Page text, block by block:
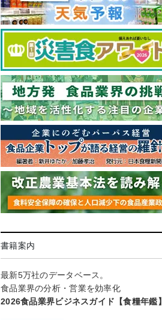
書籍案内
最新5万社のデータベース。
食品業界の分析・営業を効率化
2026食品業界ビジネスガイド【食糧年鑑】